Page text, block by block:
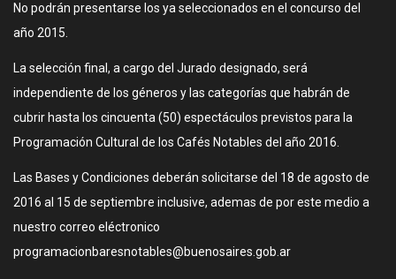
No podrán presentarse los ya seleccionados en el concurso del
año 2015.
La selección final, a cargo del Jurado designado, será
independiente de los géneros y las categorías que habrán de
cubrir hasta los cincuenta (50) espectáculos previstos para la
Programación Cultural de los Cafés Notables del año 2016.
Las Bases y Condiciones deberán solicitarse del 18 de agosto de
2016 al 15 de septiembre inclusive, ademas de por este medio a
nuestro correo eléctronico
programacionbaresnotables@buenosaires.gob.ar